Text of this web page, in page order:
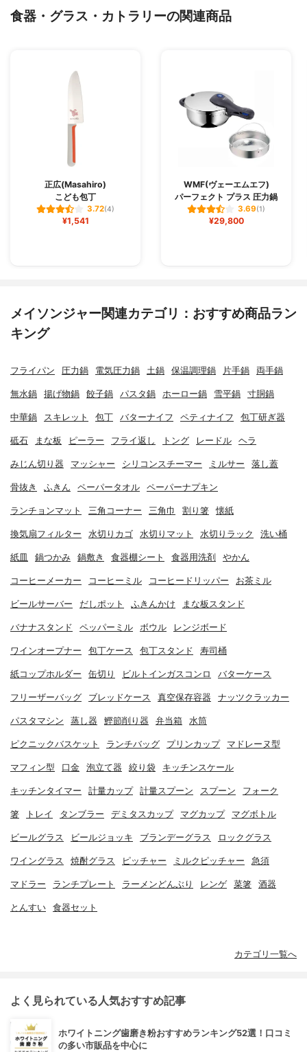
食器・グラス・カトラリーの関連商品
正広(Masahiro)
こども包丁
3.72(4)
¥1,541
WMF(ヴェーエムエフ)
パーフェクト プラス 圧力鍋
3.69(1)
¥29,800
メイソンジャー関連カテゴリ：おすすめ商品ラン
キング
フライパン 圧力鍋 電気圧力鍋 土鍋 保温調理鍋 片手鍋 両手鍋
無水鍋 揚げ物鍋 餃子鍋 パスタ鍋 ホーロー鍋 雪平鍋 寸胴鍋
中華鍋 スキレット 包丁 バターナイフ ペティナイフ 包丁研ぎ器
砥石 まな板 ピーラー フライ返し トング レードル ヘラ
みじん切り器 マッシャー シリコンスチーマー ミルサー 落し蓋
骨抜き ふきん ペーパータオル ペーパーナプキン
ランチョンマット 三角コーナー 三角巾 割り箸 懐紙
換気扇フィルター 水切りカゴ 水切りマット 水切りラック 洗い桶
紙皿 鍋つかみ 鍋敷き 食器棚シート 食器用洗剤 やかん
コーヒーメーカー コーヒーミル コーヒードリッパー お茶ミル
ビールサーバー だしポット ふきんかけ まな板スタンド
バナナスタンド ペッパーミル ボウル レンジボード
ワインオープナー 包丁ケース 包丁スタンド 寿司桶
紙コップホルダー 缶切り ビルトインガスコンロ バターケース
フリーザーバッグ ブレッドケース 真空保存容器 ナッツクラッカー
パスタマシン 蒸し器 鰹節削り器 弁当箱 水筒
ピクニックバスケット ランチバッグ プリンカップ マドレーヌ型
マフィン型 口金 泡立て器 絞り袋 キッチンスケール
キッチンタイマー 計量カップ 計量スプーン スプーン フォーク
箸 トレイ タンブラー デミタスカップ マグカップ マグボトル
ビールグラス ビールジョッキ ブランデーグラス ロックグラス
ワイングラス 焼酎グラス ピッチャー ミルクピッチャー 急須
マドラー ランチプレート ラーメンどんぶり レンゲ 菜箸 酒器
とんすい 食器セット
カテゴリ一覧へ
よく見られている人気おすすめ記事
ホワイトニング歯磨き粉おすすめランキング52選！口コミ
の多い市販品を中心に